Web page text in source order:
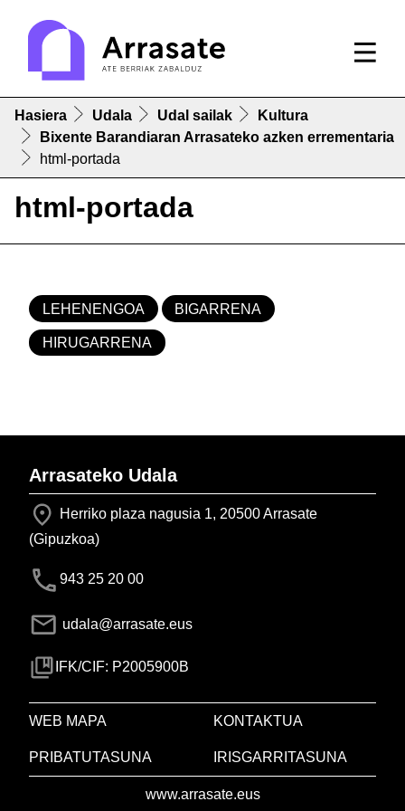
Hasiera Udala Udal sailak
Kultura
Bixente Barandiaran Arrasateko azken errementaria
html-portada
html-portada
LEHENENGOA BIGARRENA
HIRUGARRENA
Arrasateko Udala
Herriko plaza nagusia 1, 20500 Arrasate
(Gipuzkoa)
943 25 20 00
udala@arrasate.eus
IFK/CIF: P2005900B
WEB MAPA KONTAKTUA
PRIBATUTASUNA IRISGARRITASUNA
www.arrasate.eus